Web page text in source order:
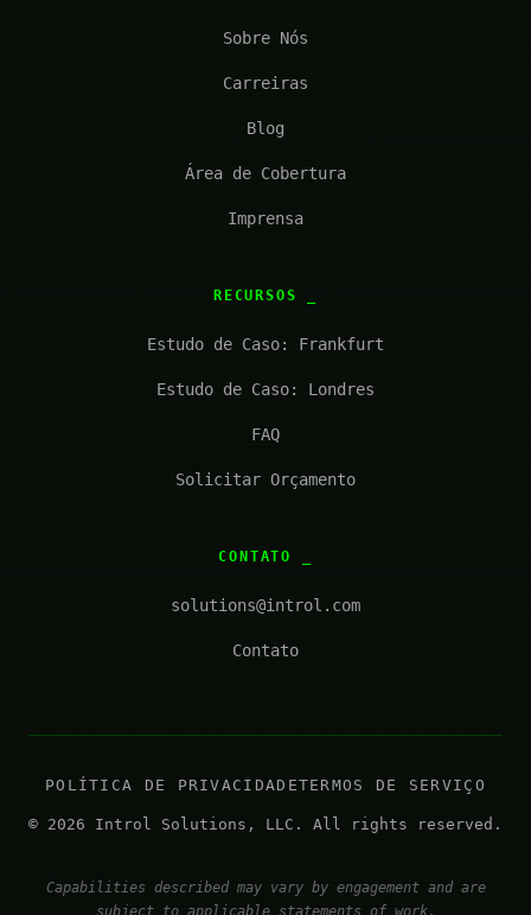
Sobre Nós
Carreiras
Blog
Área de Cobertura
Imprensa
RECURSOS
Estudo de Caso: Frankfurt
Estudo de Caso: Londres
FAQ
Solicitar Orçamento
CONTATO
solutions@introl.com
Contato
POLÍTICA DE PRIVACIDADETERMOS DE SERVIÇO
© 2026 Introl Solutions, LLC. All rights reserved.
Capabilities described may vary by engagement and are
subject to applicable statements of work.